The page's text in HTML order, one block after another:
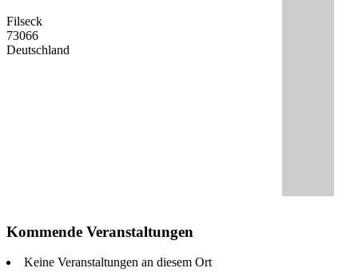
Filseck
73066
Deutschland
Kommende Veranstaltungen
Keine Veranstaltungen an diesem Ort